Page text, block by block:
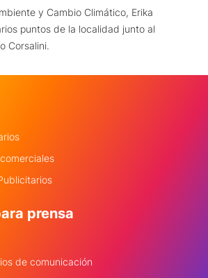
y Cambio Climático, Erika
puntos de la localidad junto al
Corsalini.
prensa
de comunicación